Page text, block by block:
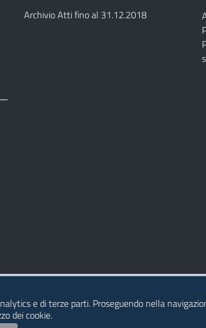
Archivio Atti fino al 31.12.2018
e di terze parti. Proseguendo nella
dei cookie.